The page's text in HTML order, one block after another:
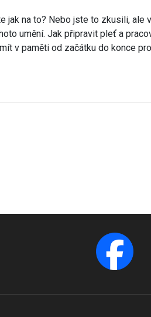
na to? Nebo jste to zkusili, ale
umění. Jak připravit pleť a
v paměti od začátku do konce